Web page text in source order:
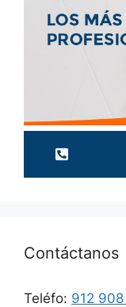
Contáctanos
Teléfo: 912